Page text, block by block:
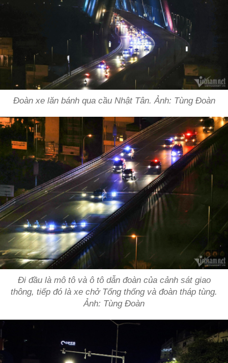
Đoàn xe lăn bánh qua cầu Nhật Tân. Ảnh: Tùng Đoàn
Đi đầu là mô tô và ô tô dẫn đoàn của cảnh sát giao
thông, tiếp đó là xe chở Tổng thống và đoàn tháp tùng.
Ảnh: Tùng Đoàn